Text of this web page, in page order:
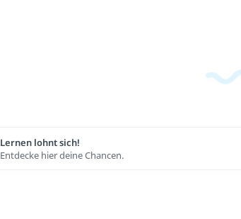
Lernen lohnt sich!
Entdecke hier deine Chancen.